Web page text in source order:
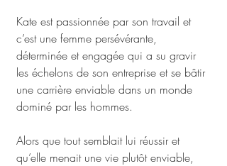
Kate est passionnée par son travail et
c’est une femme persévérante,
déterminée et engagée qui a su gravir
les échelons de son entreprise et se bâtir
une carrière enviable dans un monde
dominé par les hommes.
Alors que tout semblait lui réussir et
qu’elle menait une vie plutôt enviable,